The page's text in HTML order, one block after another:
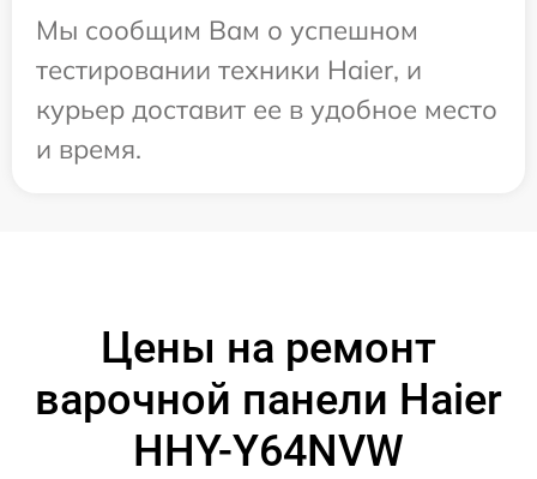
Мы сообщим Вам о успешном
тестировании техники Haier, и
курьер доставит ее в удобное место
и время.
Цены на ремонт
варочной панели Haier
HHY-Y64NVW